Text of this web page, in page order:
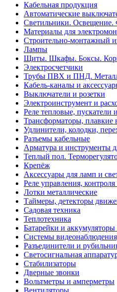
Кабельная продукция
Автоматические
Светильники. Освещение.
Материалы для
Строительно-монтажный
Лампы
Щиты. Шкафы. Боксы.
Электросчетчики
Трубы ПВХ и ПНД.
Кабель-каналы и
Выключатели и розетки
Электроинструмент и
Реле тепловые, пускатели
Трансформаторы, плавкие
Удлинители, колодки,
Разъемы кабельные
Арматура и инструменты
Теплый пол.
Крепёж
Аксессуары для ламп и
Реле управления,
Лотки металлические
Таймеры, детекторы
Садовая техника
Теплотехника
Батарейки и
Системы
Разъединители и
Светосигнальная
Стабилизаторы
Дверные звонки
Вольтметры и амперметры
Вентиляторы